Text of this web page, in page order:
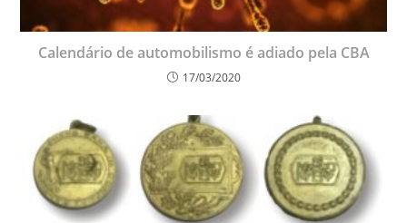
Calendário de automobilismo é adiado pela CBA
17/03/2020